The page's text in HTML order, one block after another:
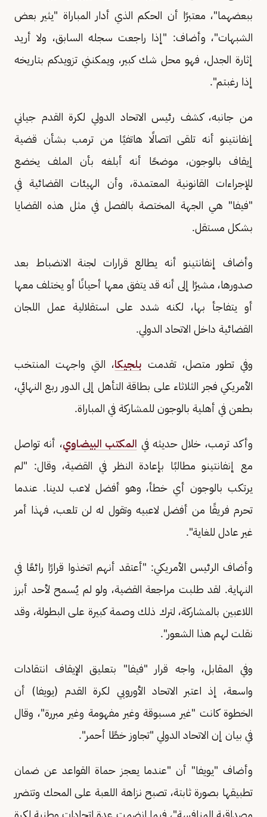
ببعضهما"، معتبرًا أن الحكم الذي أدار المباراة "يثير بعض
الشبهات"، وأضاف: "إذا راجعت سجله السابق، ولا أريد
إثارة الجدل، فهو محل شك كبير، ويمكنني تزويدكم بتاريخه
إذا رغبتم".
من جانبه، كشف رئيس الاتحاد الدولي لكرة القدم جياني
إنفانتينو أنه تلقى اتصالًا هاتفيًا من ترمب بشأن قضية
إيقاف بالوجون، موضحًا أنه أبلغه بأن الملف يخضع
للإجراءات القانونية المعتمدة، وأن الهيئات القضائية في
"فيفا" هي الجهة المختصة بالفصل في مثل هذه القضايا
بشكل مستقل.
وأضاف إنفانتينو أنه يطالع قرارات لجنة الانضباط بعد
صدورها، مشيرًا إلى أنه قد يتفق معها أحيانًا أو يختلف معها
أو يتفاجأ بها، لكنه شدد على استقلالية عمل اللجان
القضائية داخل الاتحاد الدولي.
وفي تطور متصل، تقدمت بلجيكا، التي واجهت المنتخب
الأمريكي فجر الثلاثاء على بطاقة التأهل إلى الدور ربع النهائي،
بطعن في أهلية بالوجون للمشاركة في المباراة.
وأكد ترمب، خلال حديثه في المكتب البيضاوي، أنه تواصل
مع إنفانتينو مطالبًا بإعادة النظر في القضية، وقال: "لم
يرتكب بالوجون أي خطأ، وهو أفضل لاعب لدينا. عندما
تحرم فريقًا من أفضل لاعبيه وتقول له لن تلعب، فهذا أمر
غير عادل للغاية".
وأضاف الرئيس الأمريكي: "أعتقد أنهم اتخذوا قرارًا رائعًا في
النهاية. لقد طلبت مراجعة القضية، ولو لم يُسمح لأحد أبرز
اللاعبين بالمشاركة، لترك ذلك وصمة كبيرة على البطولة، وقد
نقلت لهم هذا الشعور".
وفي المقابل، واجه قرار "فيفا" بتعليق الإيقاف انتقادات
واسعة، إذ اعتبر الاتحاد الأوروبي لكرة القدم (يويفا) أن
الخطوة كانت "غير مسبوقة وغير مفهومة وغير مبررة"، وقال
في بيان إن الاتحاد الدولي "تجاوز خطًا أحمر".
وأضاف "يويفا" أن "عندما يعجز حماة القواعد عن ضمان
تطبيقها بصورة ثابتة، تصبح نزاهة اللعبة على المحك وتتضرر
مصداقية المنافسة"، فيما انضمت عدة اتحادات وطنية لكرة